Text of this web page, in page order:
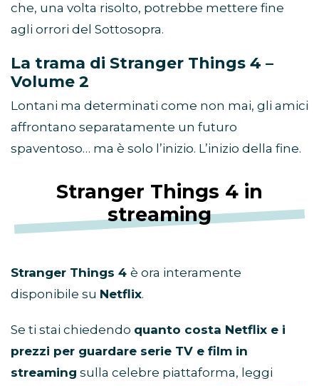
che, una volta risolto, potrebbe mettere fine
agli orrori del Sottosopra.
La trama di Stranger Things 4 –
Volume 2
Lontani ma determinati come non mai, gli amici
affrontano separatamente un futuro
spaventoso… ma è solo l’inizio. L’inizio della fine.
Stranger Things 4 in
streaming
Stranger Things 4 è ora interamente
disponibile su Netflix.
Se ti stai chiedendo quanto costa Netflix e i
prezzi per guardare serie TV e film in
streaming sulla celebre piattaforma, leggi